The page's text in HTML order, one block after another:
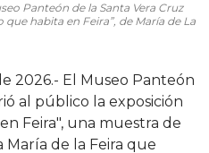
Panteón de la Santa Vera Cruz
habita en Feira”, de María de La
2026.- El Museo Panteón
al público la exposición
Feira", una muestra de
de la Feira que